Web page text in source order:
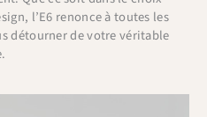
l’E6 renonce à toutes les
détourner de votre véritable